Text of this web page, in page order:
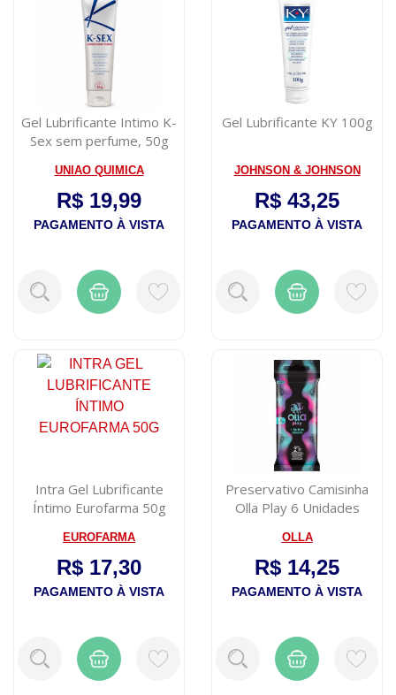
Gel Lubrificante Intimo K-
Sex sem perfume, 50g
UNIAO QUIMICA
R$ 19,99
PAGAMENTO À VISTA
Gel Lubrificante KY 100g
JOHNSON & JOHNSON
R$ 43,25
PAGAMENTO À VISTA
Intra Gel Lubrificante
Íntimo Eurofarma 50g
EUROFARMA
R$ 17,30
PAGAMENTO À VISTA
Preservativo Camisinha
Olla Play 6 Unidades
OLLA
R$ 14,25
PAGAMENTO À VISTA